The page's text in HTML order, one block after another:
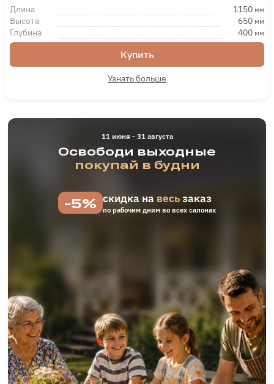
Длина 1150 мм
Высота 650 мм
Глубина 400 мм
Купить
Узнать больше
11 июня - 31 августа
Освободи выходные
покупай в будни
-5% скидка на весьзаказ
по рабочим дням во всех салонах